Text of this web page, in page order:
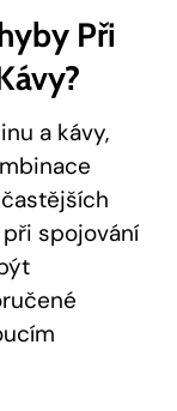
Při
a kávy,
spojování